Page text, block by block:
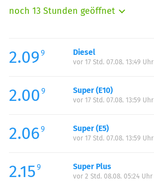
noch 13 Stunden geöffnet
Mittwoch:
Donnerstag:
Samstag:
Sonntag:
2.09 9 Diesel
vor 17 Std. 07.08. 13:49 Uhr
2.00 9 Super (E10)
vor 17 Std. 07.08. 13:59 Uhr
2.069 Super (E5)
vor 17 Std. 07.08. 13:59 Uhr
2.159 Super Plus
vor 2 Std. 08.08. 05:24 Uhr